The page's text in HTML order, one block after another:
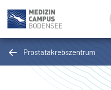
Prostatakrebszentrum